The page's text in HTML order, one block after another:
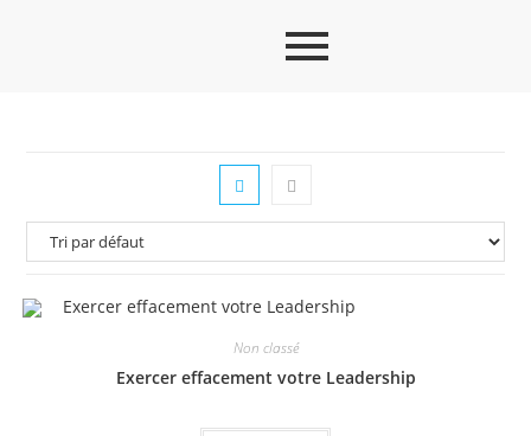
Non classé
Exercer effacement votre Leadership